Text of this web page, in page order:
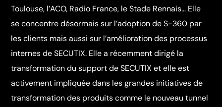
Toulouse, l’ACO, Radio France, le Stade Rennais… Elle
se concentre désormais sur l’adoption de S-360 par
les clients mais aussi sur l’amélioration des processus
internes de SECUTIX. Elle a récemment dirigé la
transformation du support de SECUTIX et elle est
activement impliquée dans les grandes initiatives de
transformation des produits comme le nouveau tunnel